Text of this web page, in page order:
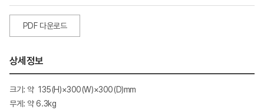
PDF 다운로드
상세정보
크기: 약 135(H)×300(W)×300(D)mm
무게: 약 6.3kg